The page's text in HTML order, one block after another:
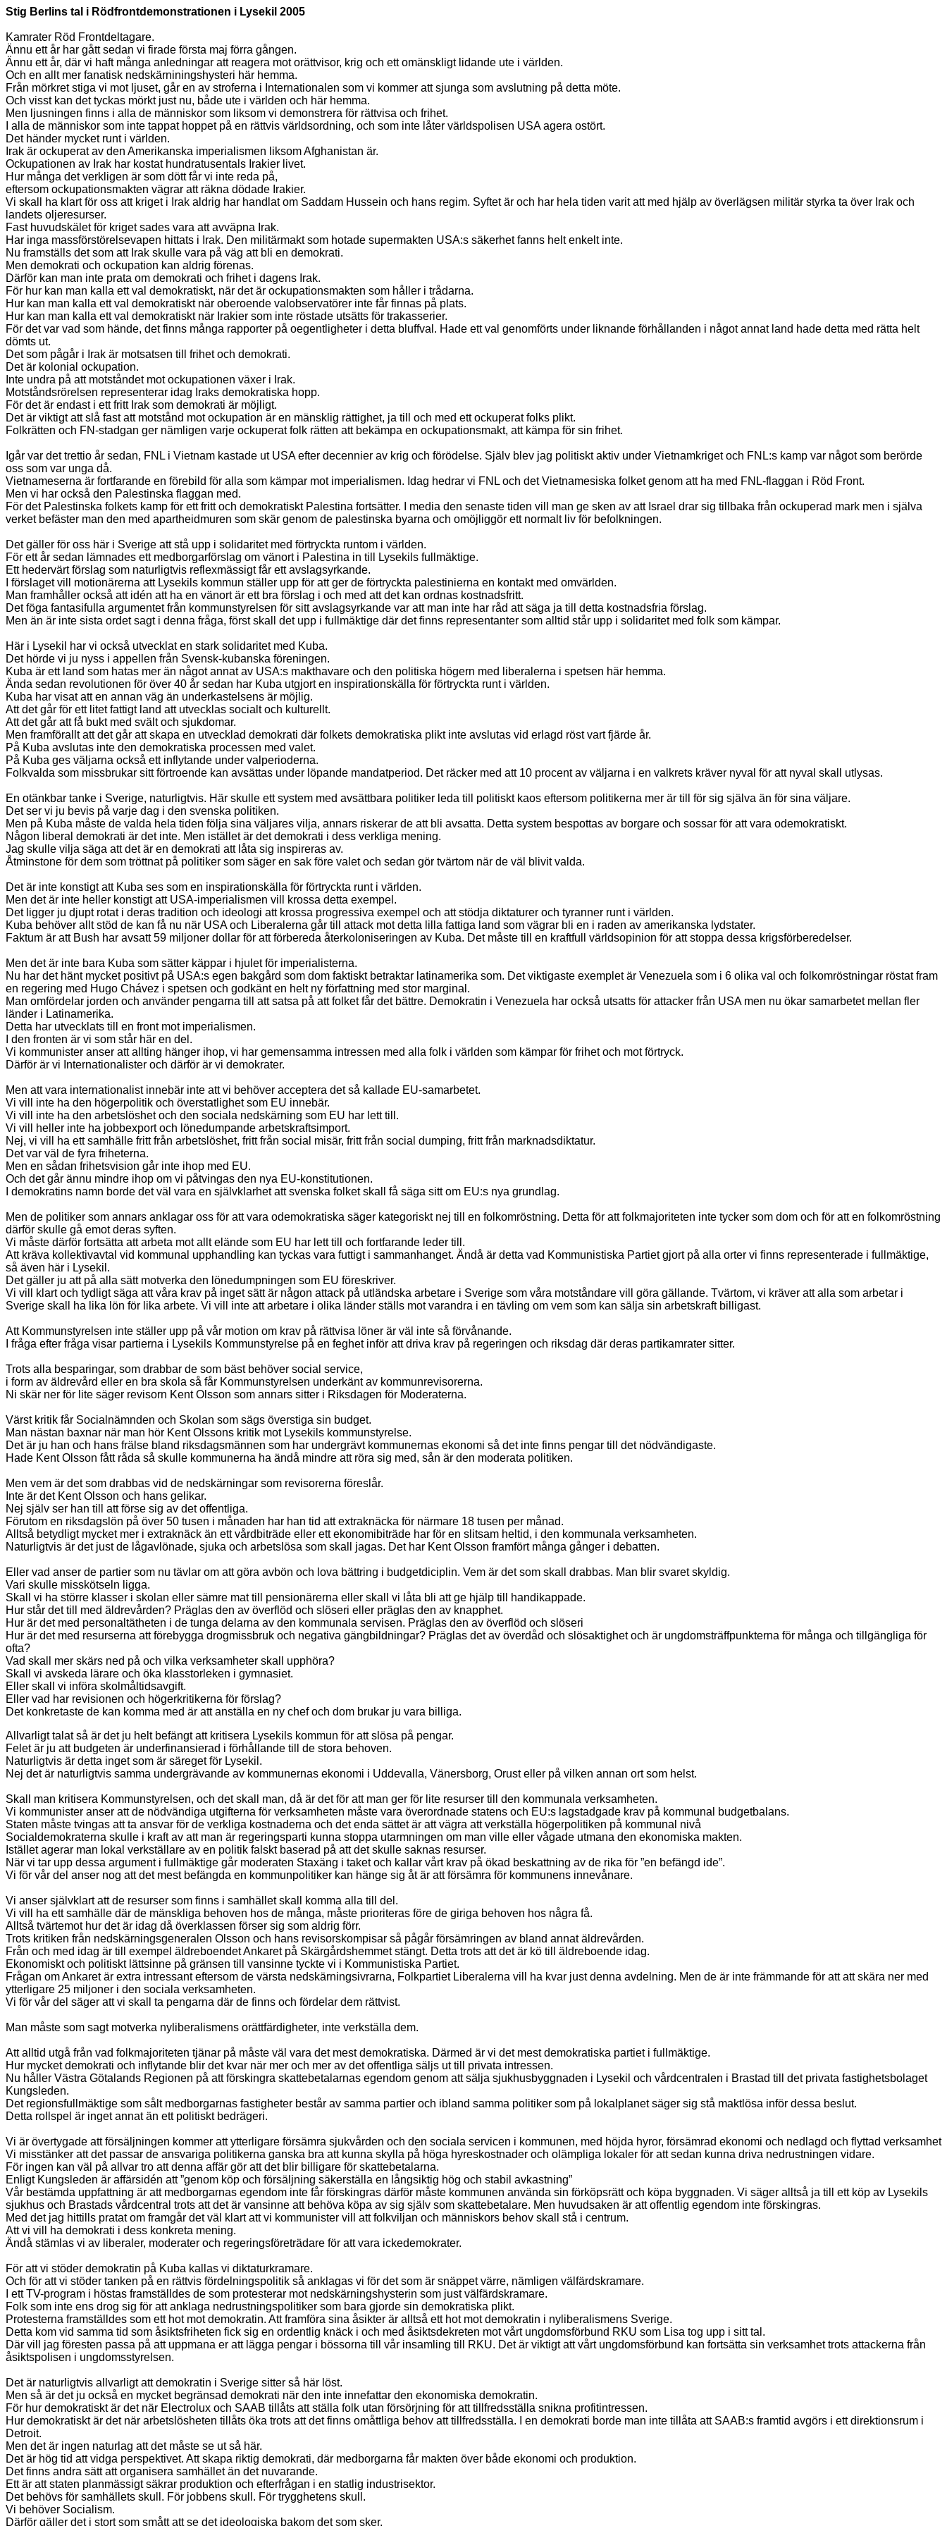
Stig Berlins tal i Rödfrontdemonstrationen i Lysekil 2005
Kamrater Röd Frontdeltagare.
Ännu ett år har gått sedan vi firade första maj förra gången.
Ännu ett år, där vi haft många anledningar att reagera mot orättvisor, krig och ett omänskligt lidande ute i världen.
Och en allt mer fanatisk nedskärniningshysteri här hemma.
Från mörkret stiga vi mot ljuset, går en av stroferna i Internationalen som vi kommer att sjunga som avslutning på detta möte.
Och visst kan det tyckas mörkt just nu, både ute i världen och här hemma.
Men ljusningen finns i alla de människor som liksom vi demonstrera för rättvisa och frihet.
I alla de människor som inte tappat hoppet på en rättvis världsordning, och som inte låter världspolisen USA agera ostört.
Det händer mycket runt i världen.
Irak är ockuperat av den Amerikanska imperialismen liksom Afghanistan är.
Ockupationen av Irak har kostat hundratusentals Irakier livet.
Hur många det verkligen är som dött får vi inte reda på,
eftersom ockupationsmakten vägrar att räkna dödade Irakier.
Vi skall ha klart för oss att kriget i Irak aldrig har handlat om Saddam Hussein och hans regim. Syftet är och har hela tiden varit att med hjälp av överlägsen militär styrka ta över Irak och
landets oljeresurser.
Fast huvudskälet för kriget sades vara att avväpna Irak.
Har inga massförstörelsevapen hittats i Irak. Den militärmakt som hotade supermakten USA:s säkerhet fanns helt enkelt inte.
Nu framställs det som att Irak skulle vara på väg att bli en demokrati.
Men demokrati och ockupation kan aldrig förenas.
Därför kan man inte prata om demokrati och frihet i dagens Irak.
För hur kan man kalla ett val demokratiskt, när det är ockupationsmakten som håller i trådarna.
Hur kan man kalla ett val demokratiskt när oberoende valobservatörer inte får finnas på plats.
Hur kan man kalla ett val demokratiskt när Irakier som inte röstade utsätts för trakasserier.
För det var vad som hände, det finns många rapporter på oegentligheter i detta bluffval. Hade ett val genomförts under liknande förhållanden i något annat land hade detta med rätta helt
dömts ut.
Det som pågår i Irak är motsatsen till frihet och demokrati.
Det är kolonial ockupation.
Inte undra på att motståndet mot ockupationen växer i Irak.
Motståndsrörelsen representerar idag Iraks demokratiska hopp.
För det är endast i ett fritt Irak som demokrati är möjligt.
Det är viktigt att slå fast att motstånd mot ockupation är en mänsklig rättighet, ja till och med ett ockuperat folks plikt.
Folkrätten och FN-stadgan ger nämligen varje ockuperat folk rätten att bekämpa en ockupationsmakt, att kämpa för sin frihet.
Igår var det trettio år sedan, FNL i Vietnam kastade ut USA efter decennier av krig och förödelse. Själv blev jag politiskt aktiv under Vietnamkriget och FNL:s kamp var något som berörde
oss som var unga då.
Vietnameserna är fortfarande en förebild för alla som kämpar mot imperialismen. Idag hedrar vi FNL och det Vietnamesiska folket genom att ha med FNL-flaggan i Röd Front.
Men vi har också den Palestinska flaggan med.
För det Palestinska folkets kamp för ett fritt och demokratiskt Palestina fortsätter. I media den senaste tiden vill man ge sken av att Israel drar sig tillbaka från ockuperad mark men i själva
verket befäster man den med apartheidmuren som skär genom de palestinska byarna och omöjliggör ett normalt liv för befolkningen.
Det gäller för oss här i Sverige att stå upp i solidaritet med förtryckta runtom i världen.
För ett år sedan lämnades ett medborgarförslag om vänort i Palestina in till Lysekils fullmäktige.
Ett hedervärt förslag som naturligtvis reflexmässigt får ett avslagsyrkande.
I förslaget vill motionärerna att Lysekils kommun ställer upp för att ger de förtryckta palestinierna en kontakt med omvärlden.
Man framhåller också att idén att ha en vänort är ett bra förslag i och med att det kan ordnas kostnadsfritt.
Det föga fantasifulla argumentet från kommunstyrelsen för sitt avslagsyrkande var att man inte har råd att säga ja till detta kostnadsfria förslag.
Men än är inte sista ordet sagt i denna fråga, först skall det upp i fullmäktige där det finns representanter som alltid står upp i solidaritet med folk som kämpar.
Här i Lysekil har vi också utvecklat en stark solidaritet med Kuba.
Det hörde vi ju nyss i appellen från Svensk-kubanska föreningen.
Kuba är ett land som hatas mer än något annat av USA:s makthavare och den politiska högern med liberalerna i spetsen här hemma.
Ända sedan revolutionen för över 40 år sedan har Kuba utgjort en inspirationskälla för förtryckta runt i världen.
Kuba har visat att en annan väg än underkastelsens är möjlig.
Att det går för ett litet fattigt land att utvecklas socialt och kulturellt.
Att det går att få bukt med svält och sjukdomar.
Men framförallt att det går att skapa en utvecklad demokrati där folkets demokratiska plikt inte avslutas vid erlagd röst vart fjärde år.
På Kuba avslutas inte den demokratiska processen med valet.
På Kuba ges väljarna också ett inflytande under valperioderna.
Folkvalda som missbrukar sitt förtroende kan avsättas under löpande mandatperiod. Det räcker med att 10 procent av väljarna i en valkrets kräver nyval för att nyval skall utlysas.
En otänkbar tanke i Sverige, naturligtvis. Här skulle ett system med avsättbara politiker leda till politiskt kaos eftersom politikerna mer är till för sig själva än för sina väljare.
Det ser vi ju bevis på varje dag i den svenska politiken.
Men på Kuba måste de valda hela tiden följa sina väljares vilja, annars riskerar de att bli avsatta. Detta system bespottas av borgare och sossar för att vara odemokratiskt.
Någon liberal demokrati är det inte. Men istället är det demokrati i dess verkliga mening.
Jag skulle vilja säga att det är en demokrati att låta sig inspireras av.
Åtminstone för dem som tröttnat på politiker som säger en sak före valet och sedan gör tvärtom när de väl blivit valda.
Det är inte konstigt att Kuba ses som en inspirationskälla för förtryckta runt i världen.
Men det är inte heller konstigt att USA-imperialismen vill krossa detta exempel.
Det ligger ju djupt rotat i deras tradition och ideologi att krossa progressiva exempel och att stödja diktaturer och tyranner runt i världen.
Kuba behöver allt stöd de kan få nu när USA och Liberalerna går till attack mot detta lilla fattiga land som vägrar bli en i raden av amerikanska lydstater.
Faktum är att Bush har avsatt 59 miljoner dollar för att förbereda återkoloniseringen av Kuba. Det måste till en kraftfull världsopinion för att stoppa dessa krigsförberedelser.
Men det är inte bara Kuba som sätter käppar i hjulet för imperialisterna.
Nu har det hänt mycket positivt på USA:s egen bakgård som dom faktiskt betraktar latinamerika som. Det viktigaste exemplet är Venezuela som i 6 olika val och folkomröstningar röstat fram
en regering med Hugo Chávez i spetsen och godkänt en helt ny författning med stor marginal.
Man omfördelar jorden och använder pengarna till att satsa på att folket får det bättre. Demokratin i Venezuela har också utsatts för attacker från USA men nu ökar samarbetet mellan fler
länder i Latinamerika.
Detta har utvecklats till en front mot imperialismen.
I den fronten är vi som står här en del.
Vi kommunister anser att allting hänger ihop, vi har gemensamma intressen med alla folk i världen som kämpar för frihet och mot förtryck.
Därför är vi Internationalister och därför är vi demokrater.
Men att vara internationalist innebär inte att vi behöver acceptera det så kallade EU-samarbetet.
Vi vill inte ha den högerpolitik och överstatlighet som EU innebär.
Vi vill inte ha den arbetslöshet och den sociala nedskärning som EU har lett till.
Vi vill heller inte ha jobbexport och lönedumpande arbetskraftsimport.
Nej, vi vill ha ett samhälle fritt från arbetslöshet, fritt från social misär, fritt från social dumping, fritt från marknadsdiktatur.
Det var väl de fyra friheterna.
Men en sådan frihetsvision går inte ihop med EU.
Och det går ännu mindre ihop om vi påtvingas den nya EU-konstitutionen.
I demokratins namn borde det väl vara en självklarhet att svenska folket skall få säga sitt om EU:s nya grundlag.
Men de politiker som annars anklagar oss för att vara odemokratiska säger kategoriskt nej till en folkomröstning. Detta för att folkmajoriteten inte tycker som dom och för att en folkomröstning
därför skulle gå emot deras syften.
Vi måste därför fortsätta att arbeta mot allt elände som EU har lett till och fortfarande leder till.
Att kräva kollektivavtal vid kommunal upphandling kan tyckas vara futtigt i sammanhanget. Ändå är detta vad Kommunistiska Partiet gjort på alla orter vi finns representerade i fullmäktige,
så även här i Lysekil.
Det gäller ju att på alla sätt motverka den lönedumpningen som EU föreskriver.
Vi vill klart och tydligt säga att våra krav på inget sätt är någon attack på utländska arbetare i Sverige som våra motståndare vill göra gällande. Tvärtom, vi kräver att alla som arbetar i
Sverige skall ha lika lön för lika arbete. Vi vill inte att arbetare i olika länder ställs mot varandra i en tävling om vem som kan sälja sin arbetskraft billigast.
Att Kommunstyrelsen inte ställer upp på vår motion om krav på rättvisa löner är väl inte så förvånande.
I fråga efter fråga visar partierna i Lysekils Kommunstyrelse på en feghet inför att driva krav på regeringen och riksdag där deras partikamrater sitter.
Trots alla besparingar, som drabbar de som bäst behöver social service,
i form av äldrevård eller en bra skola så får Kommunstyrelsen underkänt av kommunrevisorerna.
Ni skär ner för lite säger revisorn Kent Olsson som annars sitter i Riksdagen för Moderaterna.
Värst kritik får Socialnämnden och Skolan som sägs överstiga sin budget.
Man nästan baxnar när man hör Kent Olssons kritik mot Lysekils kommunstyrelse.
Det är ju han och hans frälse bland riksdagsmännen som har undergrävt kommunernas ekonomi så det inte finns pengar till det nödvändigaste.
Hade Kent Olsson fått råda så skulle kommunerna ha ändå mindre att röra sig med, sån är den moderata politiken.
Men vem är det som drabbas vid de nedskärningar som revisorerna föreslår.
Inte är det Kent Olsson och hans gelikar.
Nej själv ser han till att förse sig av det offentliga.
Förutom en riksdagslön på över 50 tusen i månaden har han tid att extraknäcka för närmare 18 tusen per månad.
Alltså betydligt mycket mer i extraknäck än ett vårdbiträde eller ett ekonomibiträde har för en slitsam heltid, i den kommunala verksamheten.
Naturligtvis är det just de lågavlönade, sjuka och arbetslösa som skall jagas. Det har Kent Olsson framfört många gånger i debatten.
Eller vad anser de partier som nu tävlar om att göra avbön och lova bättring i budgetdiciplin. Vem är det som skall drabbas. Man blir svaret skyldig.
Vari skulle misskötseln ligga.
Skall vi ha större klasser i skolan eller sämre mat till pensionärerna eller skall vi låta bli att ge hjälp till handikappade.
Hur står det till med äldrevården? Präglas den av överflöd och slöseri eller präglas den av knapphet.
Hur är det med personaltätheten i de tunga delarna av den kommunala servisen. Präglas den av överflöd och slöseri
Hur är det med resurserna att förebygga drogmissbruk och negativa gängbildningar? Präglas det av överdåd och slösaktighet och är ungdomsträffpunkterna för många och tillgängliga för
ofta?
Vad skall mer skärs ned på och vilka verksamheter skall upphöra?
Skall vi avskeda lärare och öka klasstorleken i gymnasiet.
Eller skall vi införa skolmåltidsavgift.
Eller vad har revisionen och högerkritikerna för förslag?
Det konkretaste de kan komma med är att anställa en ny chef och dom brukar ju vara billiga.
Allvarligt talat så är det ju helt befängt att kritisera Lysekils kommun för att slösa på pengar.
Felet är ju att budgeten är underfinansierad i förhållande till de stora behoven.
Naturligtvis är detta inget som är säreget för Lysekil.
Nej det är naturligtvis samma undergrävande av kommunernas ekonomi i Uddevalla, Vänersborg, Orust eller på vilken annan ort som helst.
Skall man kritisera Kommunstyrelsen, och det skall man, då är det för att man ger för lite resurser till den kommunala verksamheten.
Vi kommunister anser att de nödvändiga utgifterna för verksamheten måste vara överordnade statens och EU:s lagstadgade krav på kommunal budgetbalans.
Staten måste tvingas att ta ansvar för de verkliga kostnaderna och det enda sättet är att vägra att verkställa högerpolitiken på kommunal nivå
Socialdemokraterna skulle i kraft av att man är regeringsparti kunna stoppa utarmningen om man ville eller vågade utmana den ekonomiska makten.
Istället agerar man lokal verkställare av en politik falskt baserad på att det skulle saknas resurser.
När vi tar upp dessa argument i fullmäktige går moderaten Staxäng i taket och kallar vårt krav på ökad beskattning av de rika för ”en befängd ide”.
Vi för vår del anser nog att det mest befängda en kommunpolitiker kan hänge sig åt är att försämra för kommunens innevånare.
Vi anser självklart att de resurser som finns i samhället skall komma alla till del.
Vi vill ha ett samhälle där de mänskliga behoven hos de många, måste prioriteras före de giriga behoven hos några få.
Alltså tvärtemot hur det är idag då överklassen förser sig som aldrig förr.
Trots kritiken från nedskärningsgeneralen Olsson och hans revisorskompisar så pågår försämringen av bland annat äldrevården.
Från och med idag är till exempel äldreboendet Ankaret på Skärgårdshemmet stängt. Detta trots att det är kö till äldreboende idag.
Ekonomiskt och politiskt lättsinne på gränsen till vansinne tyckte vi i Kommunistiska Partiet.
Frågan om Ankaret är extra intressant eftersom de värsta nedskärningsivrarna, Folkpartiet Liberalerna vill ha kvar just denna avdelning. Men de är inte främmande för att att skära ner med
ytterligare 25 miljoner i den sociala verksamheten.
Vi för vår del säger att vi skall ta pengarna där de finns och fördelar dem rättvist.
Man måste som sagt motverka nyliberalismens orättfärdigheter, inte verkställa dem.
Att alltid utgå från vad folkmajoriteten tjänar på måste väl vara det mest demokratiska. Därmed är vi det mest demokratiska partiet i fullmäktige.
Hur mycket demokrati och inflytande blir det kvar när mer och mer av det offentliga säljs ut till privata intressen.
Nu håller Västra Götalands Regionen på att förskingra skattebetalarnas egendom genom att sälja sjukhusbyggnaden i Lysekil och vårdcentralen i Brastad till det privata fastighetsbolaget
Kungsleden.
Det regionsfullmäktige som sålt medborgarnas fastigheter består av samma partier och ibland samma politiker som på lokalplanet säger sig stå maktlösa inför dessa beslut.
Detta rollspel är inget annat än ett politiskt bedrägeri.
Vi är övertygade att försäljningen kommer att ytterligare försämra sjukvården och den sociala servicen i kommunen, med höjda hyror, försämrad ekonomi och nedlagd och flyttad verksamhet
Vi misstänker att det passar de ansvariga politikerna ganska bra att kunna skylla på höga hyreskostnader och olämpliga lokaler för att sedan kunna driva nedrustningen vidare.
För ingen kan väl på allvar tro att denna affär gör att det blir billigare för skattebetalarna.
Enligt Kungsleden är affärsidén att ”genom köp och försäljning säkerställa en långsiktig hög och stabil avkastning”
Vår bestämda uppfattning är att medborgarnas egendom inte får förskingras därför måste kommunen använda sin förköpsrätt och köpa byggnaden. Vi säger alltså ja till ett köp av Lysekils
sjukhus och Brastads vårdcentral trots att det är vansinne att behöva köpa av sig själv som skattebetalare. Men huvudsaken är att offentlig egendom inte förskingras.
Med det jag hittills pratat om framgår det väl klart att vi kommunister vill att folkviljan och människors behov skall stå i centrum.
Att vi vill ha demokrati i dess konkreta mening.
Ändå stämlas vi av liberaler, moderater och regeringsföreträdare för att vara ickedemokrater.
För att vi stöder demokratin på Kuba kallas vi diktaturkramare.
Och för att vi stöder tanken på en rättvis fördelningspolitik så anklagas vi för det som är snäppet värre, nämligen välfärdskramare.
I ett TV-program i höstas framställdes de som protesterar mot nedskärningshysterin som just välfärdskramare.
Folk som inte ens drog sig för att anklaga nedrustningspolitiker som bara gjorde sin demokratiska plikt.
Protesterna framställdes som ett hot mot demokratin. Att framföra sina åsikter är alltså ett hot mot demokratin i nyliberalismens Sverige.
Detta kom vid samma tid som åsiktsfriheten fick sig en ordentlig knäck i och med åsiktsdekreten mot vårt ungdomsförbund RKU som Lisa tog upp i sitt tal.
Där vill jag föresten passa på att uppmana er att lägga pengar i bössorna till vår insamling till RKU. Det är viktigt att vårt ungdomsförbund kan fortsätta sin verksamhet trots attackerna från
åsiktspolisen i ungdomsstyrelsen.
Det är naturligtvis allvarligt att demokratin i Sverige sitter så här löst.
Men så är det ju också en mycket begränsad demokrati när den inte innefattar den ekonomiska demokratin.
För hur demokratiskt är det när Electrolux och SAAB tillåts att ställa folk utan försörjning för att tillfredsställa snikna profitintressen.
Hur demokratiskt är det när arbetslösheten tillåts öka trots att det finns omåttliga behov att tillfredsställa. I en demokrati borde man inte tillåta att SAAB:s framtid avgörs i ett direktionsrum i
Detroit.
Men det är ingen naturlag att det måste se ut så här.
Det är hög tid att vidga perspektivet. Att skapa riktig demokrati, där medborgarna får makten över både ekonomi och produktion.
Det finns andra sätt att organisera samhället än det nuvarande.
Ett är att staten planmässigt säkrar produktion och efterfrågan i en statlig industrisektor.
Det behövs för samhällets skull. För jobbens skull. För trygghetens skull.
Vi behöver Socialism.
Därför gäller det i stort som smått att se det ideologiska bakom det som sker.